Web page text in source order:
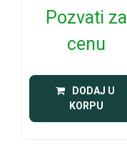
Pozvati za
cenu
DODAJ U
KORPU